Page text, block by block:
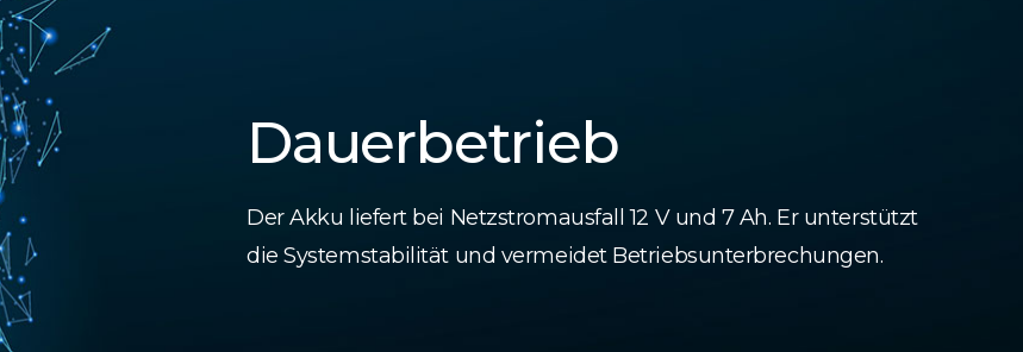
Dauerbetrieb
Der Akku liefert bei Netzstromausfall 12 V und 7 Ah. Er unterstützt
die Systemstabilität und vermeidet Betriebsunterbrechungen.